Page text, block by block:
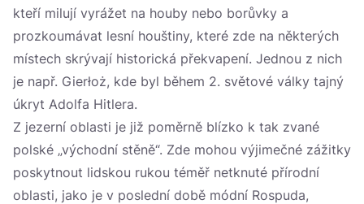
kteří milují vyrážet na houby nebo borůvky a
prozkoumávat lesní houštiny, které zde na některých
místech skrývají historická překvapení. Jednou z nich
je např. Gierłoż, kde byl během 2. světové války tajný
úkryt Adolfa Hitlera.
Z jezerní oblasti je již poměrně blízko k tak zvané
polské „východní stěně“. Zde mohou výjimečné zážitky
poskytnout lidskou rukou téměř netknuté přírodní
oblasti, jako je v poslední době módní Rospuda,